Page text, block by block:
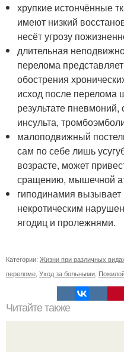
хрупкие истончённые
имеют низкий
несёт угрозу
длительная
перелома
обострения
исход после перелома
результате пневмоний,
инсульта,
малоподвижный
сам по себе лишь
возрасте, может
сращению, мышечной
гиподинамия
некротическим
ягодиц и пролежнями.
Категории: Жизни при различных
переломе Уход за больными
Читайте также